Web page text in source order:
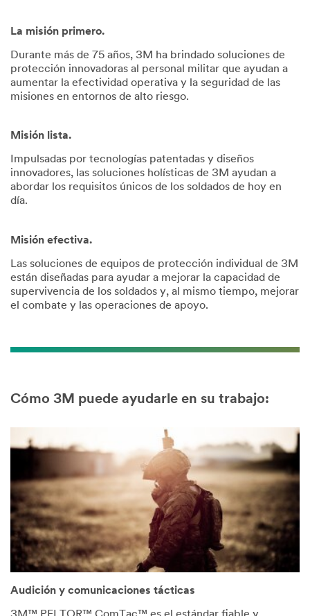
La misión primero.
Durante más de 75 años, 3M ha brindado soluciones de
protección innovadoras al personal militar que ayudan a
aumentar la efectividad operativa y la seguridad de las
misiones en entornos de alto riesgo.
Misión lista.
Impulsadas por tecnologías patentadas y diseños
innovadores, las soluciones holísticas de 3M ayudan a
abordar los requisitos únicos de los soldados de hoy en
día.
Misión efectiva.
Las soluciones de equipos de protección individual de 3M
están diseñadas para ayudar a mejorar la capacidad de
supervivencia de los soldados y, al mismo tiempo, mejorar
el combate y las operaciones de apoyo.
Cómo 3M puede ayudarle en su trabajo:
Audición y comunicaciones tácticas